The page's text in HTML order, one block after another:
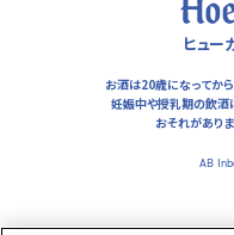
ヒュー
お酒は20歳になってか
妊娠中や授乳期の飲酒
おそれがありま
AB